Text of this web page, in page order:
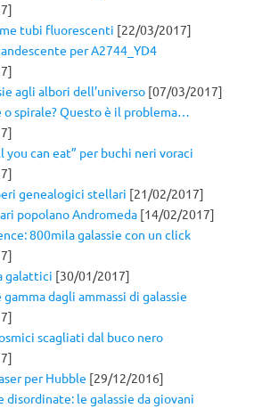
tubi fluorescenti [22/03/2017]
per A2744_YD4
agli albori dell’universo [07/03/2017]
o spirale? Questo è il problema…
you can eat” per buchi neri voraci
genealogici stellari [21/02/2017]
popolano Andromeda [14/02/2017]
800mila galassie con un click
galattici [30/01/2017]
dagli ammassi di galassie
scagliati dal buco nero
per Hubble [29/12/2016]
disordinate: le galassie da giovani